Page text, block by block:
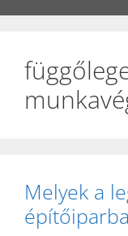
Melyek a